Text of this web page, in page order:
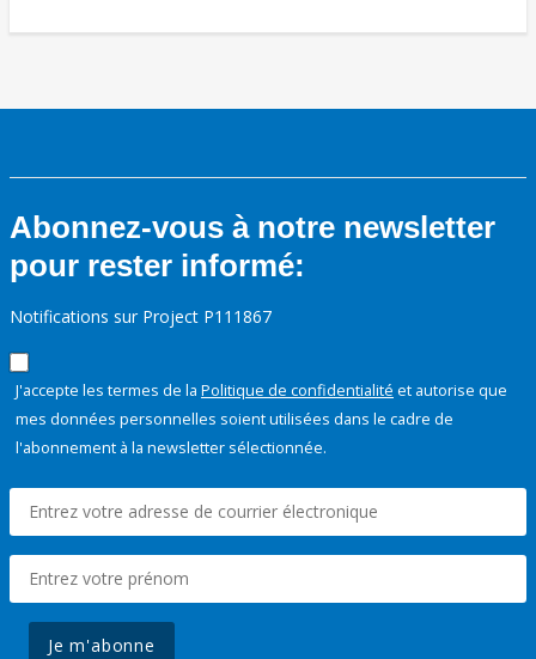
Abonnez-vous à notre newsletter
pour rester informé:
Notifications sur Project P111867
J'accepte les termes de la Politique de confidentialité et autorise que
mes données personnelles soient utilisées dans le cadre de
l'abonnement à la newsletter sélectionnée.
Je m'abonne